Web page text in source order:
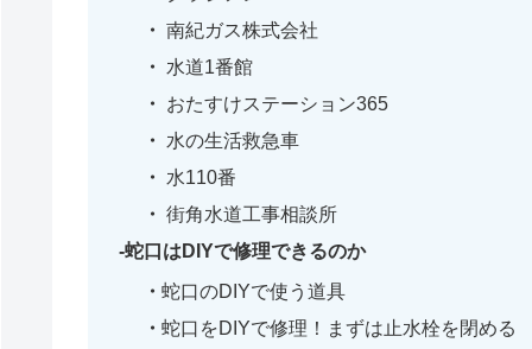
南紀ガス株式会社
水道1番館
おたすけステーション365
水の生活救急車
水110番
街角水道工事相談所
蛇口はDIYで修理できるのか
蛇口のDIYで使う道具
蛇口をDIYで修理！まずは止水栓を閉める